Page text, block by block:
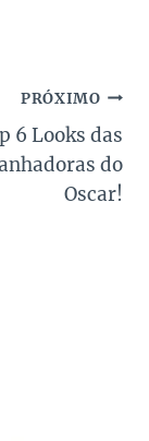
PRÓXIMO
6 Looks das
do
Oscar!